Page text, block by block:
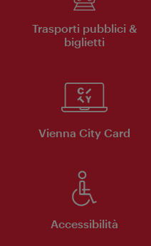
Trasporti pubblici &
biglietti
Vienna City Card
Accessibilità